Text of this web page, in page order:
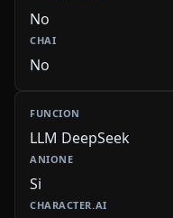
No
No
LLM DeepSeek
Si